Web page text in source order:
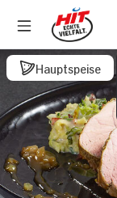
Hauptspeise